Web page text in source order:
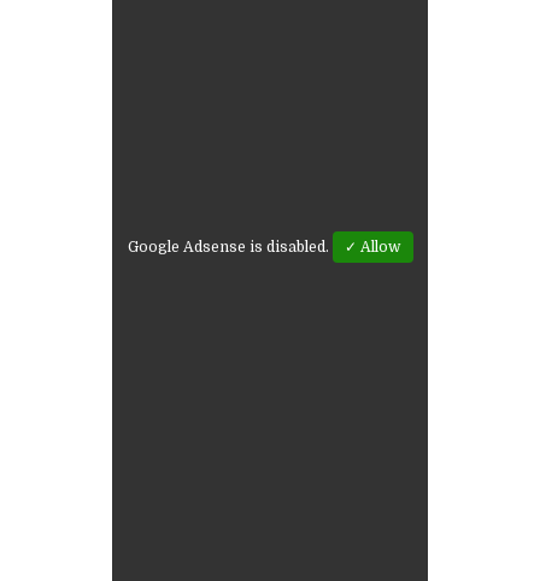
Google Adsense is disabled. ✓ Allow